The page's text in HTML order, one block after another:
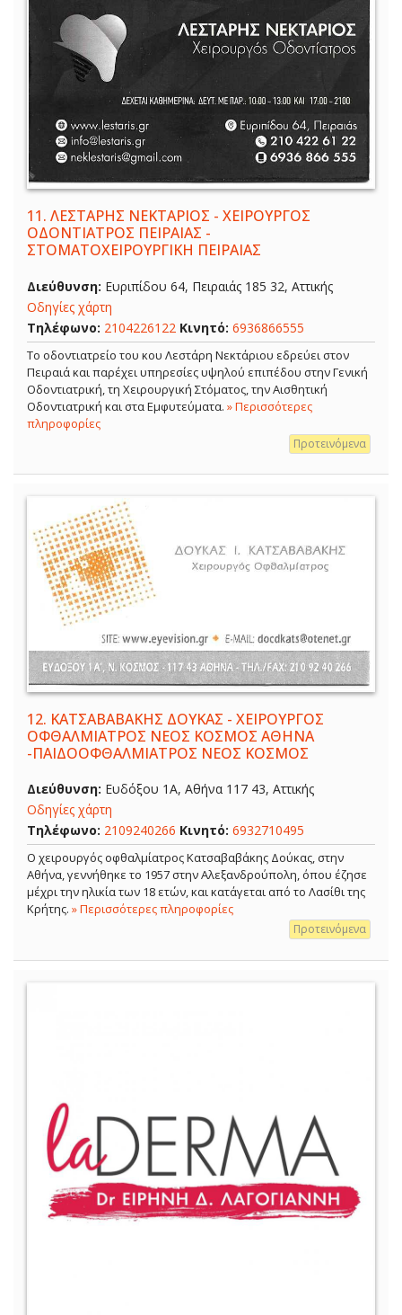
11. ΛΕΣΤΑΡΗΣ ΝΕΚΤΑΡΙΟΣ - ΧΕΙΡΟΥΡΓΟΣ
ΟΔΟΝΤΙΑΤΡΟΣ ΠΕΙΡΑΙΑΣ -
ΣΤΟΜΑΤΟΧΕΙΡΟΥΡΓΙΚΗ ΠΕΙΡΑΙΑΣ
Διεύθυνση: Ευριπίδου 64, Πειραιάς 185 32, Αττικής
Οδηγίες χάρτη
Τηλέφωνο: 2104226122 Κινητό: 6936866555
Το οδοντιατρείο του κου Λεστάρη Νεκτάριου εδρεύει στον
Πειραιά και παρέχει υπηρεσίες υψηλού επιπέδου στην Γενική
Οδοντιατρική, τη Χειρουργική Στόματος, την Αισθητική
Οδοντιατρική και στα Εμφυτεύματα. » Περισσότερες
πληροφορίες
Προτεινόμενα
12. ΚΑΤΣΑΒΑΒΑΚΗΣ ΔΟΥΚΑΣ - ΧΕΙΡΟΥΡΓΟΣ
ΟΦΘΑΛΜΙΑΤΡΟΣ ΝΕΟΣ ΚΟΣΜΟΣ ΑΘΗΝΑ
-ΠΑΙΔΟΟΦΘΑΛΜΙΑΤΡΟΣ ΝΕΟΣ ΚΟΣΜΟΣ
Διεύθυνση: Ευδόξου 1Α, Αθήνα 117 43, Αττικής
Οδηγίες χάρτη
Τηλέφωνο: 2109240266 Κινητό: 6932710495
Ο χειρουργός οφθαλμίατρος Κατσαβαβάκης Δούκας, στην
Αθήνα, γεννήθηκε το 1957 στην Αλεξανδρούπολη, όπου έζησε
μέχρι την ηλικία των 18 ετών, και κατάγεται από το Λασίθι της
Κρήτης. » Περισσότερες πληροφορίες
Προτεινόμενα